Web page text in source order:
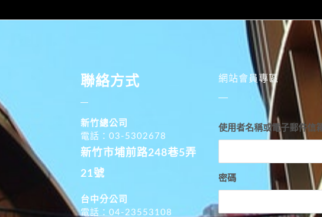
聯絡方式
新竹總公司
電話：03-5302678
新竹市埔前路248巷5弄
21號
台中分公司
電話：04-23553108
網站會員專區
使用者名稱或電子郵件信
密碼